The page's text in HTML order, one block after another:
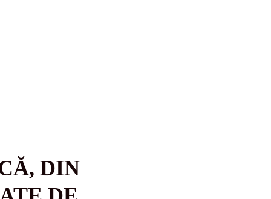
DIN